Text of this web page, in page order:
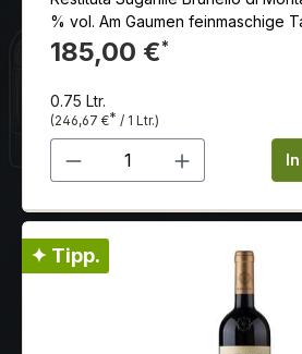
% vol. Am Gaumen feinmaschige
reife, süße Frucht, gut integriertes
eindrucksvoll das Finale.
185,00 €*
0.75 Ltr.
(246,67 €* / 1 Ltr.)
Produkt Anzahl:
✦ Tipp.